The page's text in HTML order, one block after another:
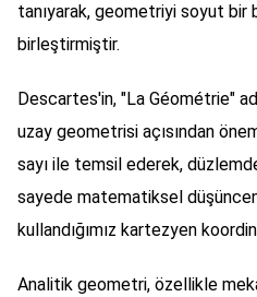
tanıyarak, geometriyi soyut bir
birleştirmiştir.
Descartes'in, "La Géométrie"
uzay geometrisi açısından
sayı ile temsil ederek,
sayede matematiksel
kullandığımız kartezyen
Analitik geometri, özellikle